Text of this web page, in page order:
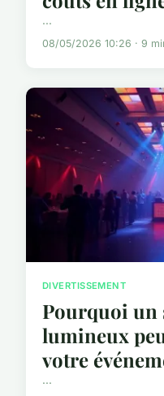
...
08/05/2026 10:26 · 9
DIVERTISSEMENT
Pourquoi un
lumineux
votre
...